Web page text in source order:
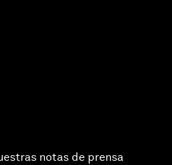
notas de prensa